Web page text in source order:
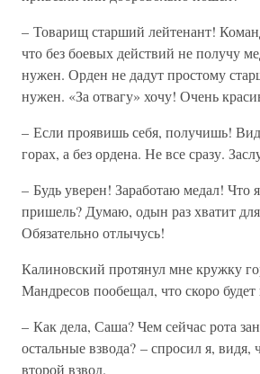
– Товарищ старший лейтенант!
что без боевых действий не получу
нужен. Орден не дадут простому
нужен. «За отвагу» хочу! Очень
– Если проявишь себя, получишь!
горах, а без ордена. Не все сразу.
– Будь уверен! Заработаю медал! Что
пришель? Думаю, одын раз хватит для
Обязательно отлычусь!
Калиновский протянул мне кружку
Мандресов пообещал, что скоро будет
– Как дела, Саша? Чем сейчас рота
остальные взвода? – спросил я, видя,
второй взвод.